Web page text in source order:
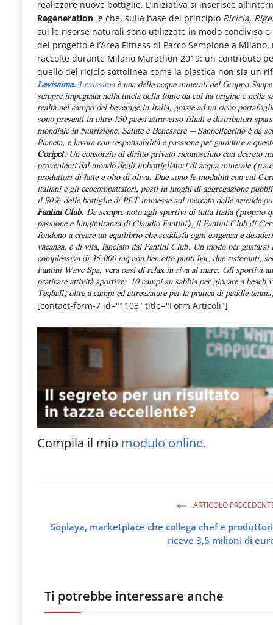
realizzare nuove bottiglie. L’iniziativa si inserisce
Regeneration, e che, sulla base del principio Ricicla,
cui le risorse naturali sono utilizzate in modo condiviso
del progetto è l’Area Fitness di Parco Sempione a
raccolte durante Milano Marathon 2019: un contributo
quello del riciclo sottolinea come la plastica non sia un
Levissima.Levissimaè una delle acque minerali del Gruppo
sempre impegnata nella tutela della fonte da cui ha origine e nella
realtà nel campo del beverage in Italia, grazie ad un ricco
sono presenti in oltre 150 paesi attraverso filiali e distributori
mondiale in Nutrizione, Salute e Benessere – Sanpellegrino è da
Pianeta, e lavora con responsabilità e passione per garantire a
Coripet. Un consorzio di diritto privato riconosciuto con decreto
provenienti dal mondo degli imbottigliatori di acqua minerale
produttori di latte e olio di oliva.Due sono le modalità con cui
italiani e gli ecocompattatori, posti in luoghi di aggregazione
il 90% delle bottiglie di PET immesse sul mercato dalle aziende
Fantini Club.Da sempre noto agli sportivi di tutta Italia (proprio
passione e lungimiranza di Claudio Fantini), ilFantini Clubdi
fondono a creare un equilibrio che soddisfa ogni esigenza e
vacanza, e di vita, lanciato dal Fantini Club. Un modo per
complessiva di 35.000 mq con benotto punti bar, due ristoranti,
Fantini Wave Spa, vera oasi di relax in riva al mare.Gli sportivi
praticare attività sportive: 10 campi su sabbia per giocare a
Teqball; oltre a campi ed attrezzature per la pratica di paddle
[contact-form-7 id="1103" title="Form Articoli"]
Compila il mio modulo online.
ARTICOLO
Soplaya, marketplace che collega chef e
riceve 3,5 milioni di
Ti potrebbe interessare anche